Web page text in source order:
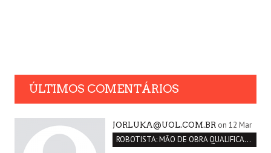
ÚLTIMOS COMENTÁRIOS
JORLUKA@UOL.COM.BR on 12 Mar
ROBOTISTA: MÃO DE OBRA QUALIFICADA INEXISTENTE NO BRASIL